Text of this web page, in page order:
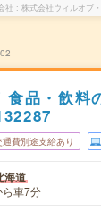
社 株式会社ウィルオブ
食品・飲料
通費別途支給あり
海道
車7分